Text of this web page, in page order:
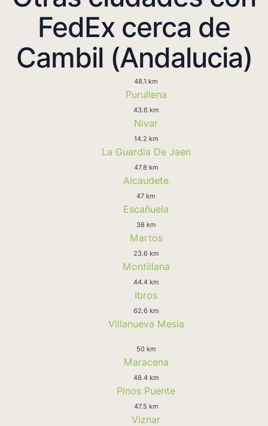
FedEx cerca de
Cambil (Andalucia)
48.1 km
Purullena
43.6 km
Nivar
14.2 km
La Guardia De Jaen
47.8 km
Alcaudete
47 km
Escañuela
38 km
Martos
23.6 km
Montillana
44.4 km
Ibros
62.6 km
Villanueva Mesia
50 km
Maracena
48.4 km
Pinos Puente
47.5 km
Viznar